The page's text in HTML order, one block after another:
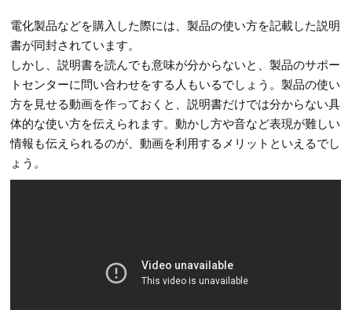
電化製品などを購入した際には、製品の使い方を記載した説明
書が同封されています。
しかし、説明書を読んでも意味が分からないと、製品のサポー
トセンターに問い合わせをする人もいるでしょう。製品の使い
方を見せる動画を作っておくと、説明書だけでは分からない具
体的な使い方を伝えられます。動かし方や音など表現が難しい
情報も伝えられるのが、動画を利用するメリットといえるでし
ょう。